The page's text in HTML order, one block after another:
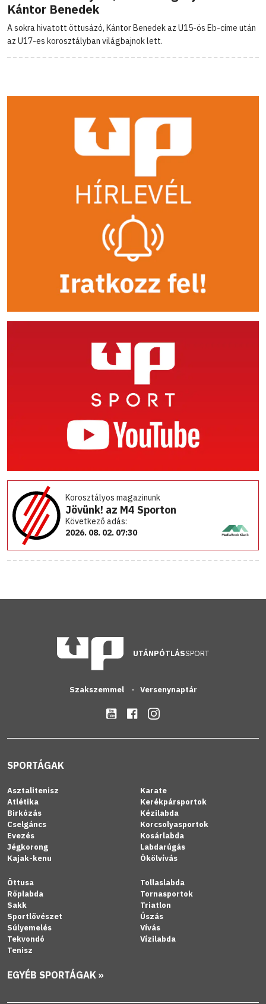
Kántor Benedek
A sokra hivatott öttusázó, Kántor Benedek az U15-ös Eb-címe után
az U17-es korosztályban világbajnok lett.
Korosztályos magazinunk
Jövünk! az M4 Sporton
Következő adás:
2026. 08. 02. 07:30
UTÁNPÓTLÁSSPORT
Szakszemmel Versenynaptár
SPORTÁGAK
Asztalitenisz
Atlétika
Birkózás
Cselgáncs
Evezés
Jégkorong
Kajak-kenu
Karate
Kerékpársportok
Kézilabda
Korcsolyasportok
Kosárlabda
Labdarúgás
Ökölvívás
Öttusa
Röplabda
Sakk
Sportlövészet
Súlyemelés
Tekvondó
Tenisz
Tollaslabda
Tornasportok
Triatlon
Úszás
Vívás
Vízilabda
EGYÉB SPORTÁGAK »